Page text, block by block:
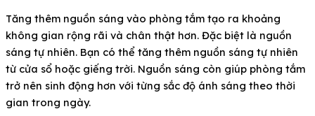
Tăng thêm nguồn sáng vào phòng tắm tạo ra khoảng
không gian rộng rãi và chân thật hơn. Đặc biệt là nguồn
sáng tự nhiên. Bạn có thể tăng thêm nguồn sáng tự nhiên
từ cửa sổ hoặc giếng trời. Nguồn sáng còn giúp phòng tắm
trở nên sinh động hơn với từng sắc độ ánh sáng theo thời
gian trong ngày.